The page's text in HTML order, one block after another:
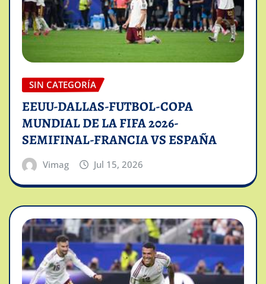
SIN CATEGORÍA
EEUU-DALLAS-FUTBOL-COPA
MUNDIAL DE LA FIFA 2026-
SEMIFINAL-FRANCIA VS ESPAÑA
Vimag Jul 15, 2026